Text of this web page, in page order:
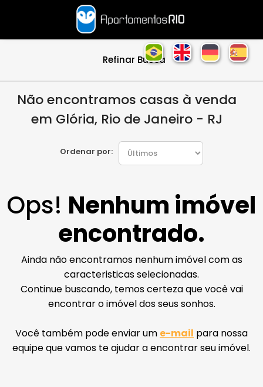
Refinar Busca
Não encontramos casas à venda
em Glória, Rio de Janeiro - RJ
Ordenar por:
Ops! Nenhum imóvel
encontrado.
Ainda não encontramos nenhum imóvel com as
caracteristicas selecionadas.
Continue buscando, temos certeza que você vai
encontrar o imóvel dos seus sonhos.
Você também pode enviar um e-mail para nossa
equipe que vamos te ajudar a encontrar seu imóvel.